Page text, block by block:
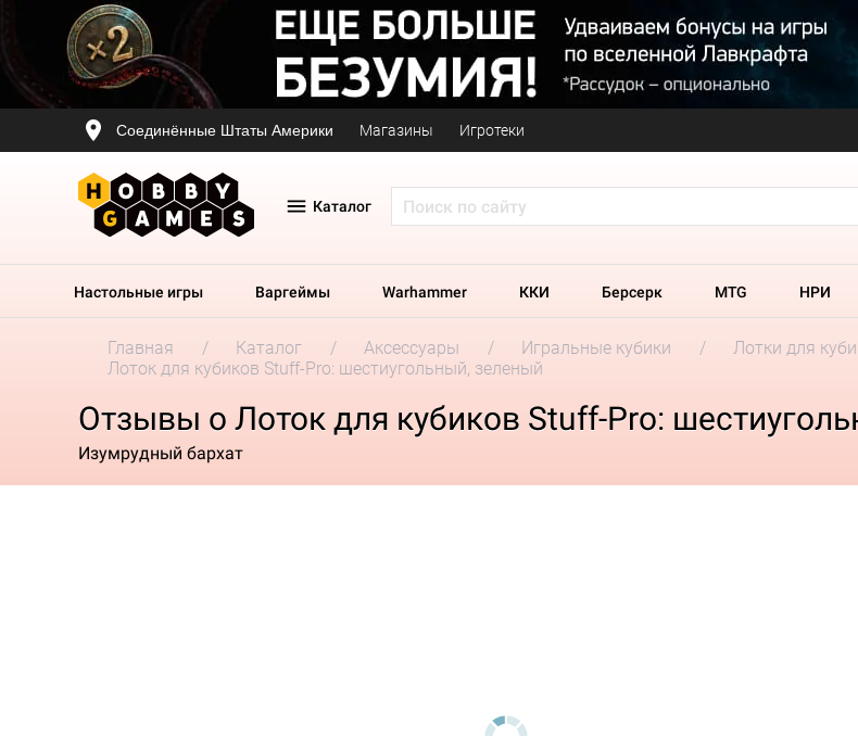
Соединённые Штаты Америки Магазины Игротеки
Каталог
Настольные игры Варгеймы Warhammer ККИ Берсерк MTG НРИ
Главная Каталог Аксессуары Игральные кубики
Лотки для
Лоток для кубиков Stuff-Pro: шестиугольный, зеленый
Отзывы о Лоток для кубиков Stuff-Pro:
Изумрудный бархат